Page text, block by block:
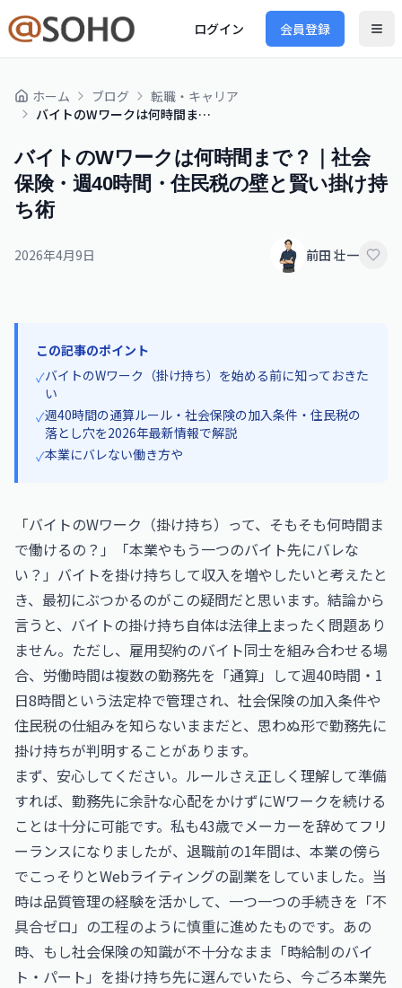
ログイン 会員登録
ホーム ブログ
転職・キャリア
バイトのWワークは何時間まで？｜社会保険・週40時間・住民税の壁と賢い掛け持ち術
バイトのWワークは何時間まで？｜社会
保険・週40時間・住民税の壁と賢い掛け持
ち術
2026年4月9日 前田 壮一
この記事のポイント
✓バイトのWワーク（掛け持ち）を始める前に知っておきた
い
✓週40時間の通算ルール・社会保険の加入条件・住民税の
落とし穴を2026年最新情報で解説
✓本業にバレない働き方や
「バイトのWワーク（掛け持ち）って、そもそも何時間ま
で働けるの？」「本業やもう一つのバイト先にバレな
い？」バイトを掛け持ちして収入を増やしたいと考えたと
き、最初にぶつかるのがこの疑問だと思います。結論から
言うと、バイトの掛け持ち自体は法律上まったく問題あり
ません。ただし、雇用契約のバイト同士を組み合わせる場
合、労働時間は複数の勤務先を「通算」して週40時間・1
日8時間という法定枠で管理され、社会保険の加入条件や
住民税の仕組みを知らないままだと、思わぬ形で勤務先に
掛け持ちが判明することがあります。
まず、安心してください。ルールさえ正しく理解して準備
すれば、勤務先に余計な心配をかけずにWワークを続ける
ことは十分に可能です。私も43歳でメーカーを辞めてフリ
ーランスになりましたが、退職前の1年間は、本業の傍ら
でこっそりとWebライティングの副業をしていました。当
時は品質管理の経験を活かして、一つ一つの手続きを「不
具合ゼロ」の工程のように慎重に進めたものです。あの
時、もし社会保険の知識が不十分なまま「時給制のバイ
ト・パート」を掛け持ち先に選んでいたら、今ごろ本業先